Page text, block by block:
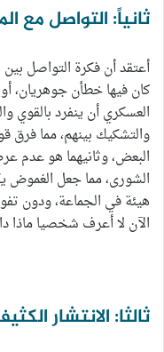
ثانياً: التواصل مع
أعتقد أن فكرة التواصل
كان فيها خطأن جوهريان،
العسكري أن ينفرد بالقوي
والتشكيك بينهم، مما
البعض، وثانيهما هو عدم
الشورى، مما جعل الغموض
هيئة في الجماعة، ودون
الآن لا أعرف شخصيا ماذا
ثالثا: الانتشار